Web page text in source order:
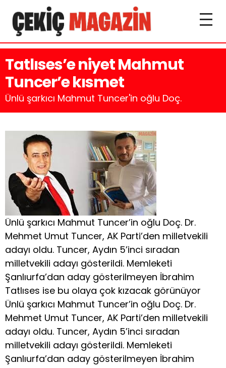
Tatlıses’e niyet Mahmut
Tuncer’e kısmet
Ünlü şarkıcı Mahmut Tuncer'in oğlu Doç.
Ünlü şarkıcı Mahmut Tuncer’in oğlu Doç. Dr.
Mehmet Umut Tuncer, AK Parti’den milletvekili
adayı oldu. Tuncer, Aydın 5’inci sıradan
milletvekili adayı gösterildi. Memleketi
Şanlıurfa’dan aday gösterilmeyen İbrahim
Tatlıses ise bu olaya çok kızacak görünüyor
Ünlü şarkıcı Mahmut Tuncer’in oğlu Doç. Dr.
Mehmet Umut Tuncer, AK Parti’den milletvekili
adayı oldu. Tuncer, Aydın 5’inci sıradan
milletvekili adayı gösterildi. Memleketi
Şanlıurfa’dan aday gösterilmeyen İbrahim